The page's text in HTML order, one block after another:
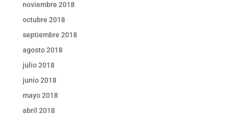
noviembre 2018
octubre 2018
septiembre 2018
agosto 2018
julio 2018
junio 2018
mayo 2018
abril 2018